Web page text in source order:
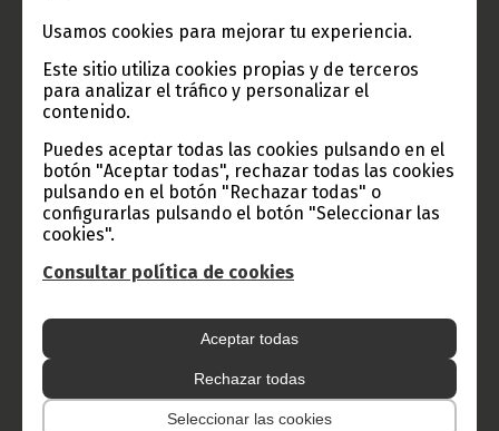
Usamos cookies para mejorar tu experiencia.
Este sitio utiliza cookies propias y de terceros
para analizar el tráfico y personalizar el
contenido.
Puedes aceptar todas las cookies pulsando en el
botón "Aceptar todas", rechazar todas las cookies
pulsando en el botón "Rechazar todas" o
configurarlas pulsando el botón "Seleccionar las
cookies".
Consultar política de cookies
Aceptar todas
Rechazar todas
Seleccionar las cookies
TVGE
Radio Nacional de Guinea
Ecuatorial
Haz click aquí para escuchar ahora
Noticias Gobierno
Presidencia
África
Deportes Vicepresidencia